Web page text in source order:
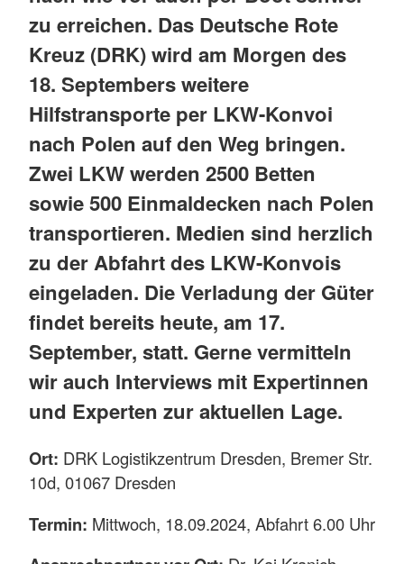
zu erreichen. Das Deutsche Rote
Kreuz (DRK) wird am Morgen des
18. Septembers weitere
Hilfstransporte per LKW-Konvoi
nach Polen auf den Weg bringen.
Zwei LKW werden 2500 Betten
sowie 500 Einmaldecken nach Polen
transportieren. Medien sind herzlich
zu der Abfahrt des LKW-Konvois
eingeladen. Die Verladung der Güter
findet bereits heute, am 17.
September, statt. Gerne vermitteln
wir auch Interviews mit Expertinnen
und Experten zur aktuellen Lage.
Ort: DRK Logistikzentrum Dresden, Bremer Str.
10d, 01067 Dresden
Termin: Mittwoch, 18.09.2024, Abfahrt 6.00 Uhr